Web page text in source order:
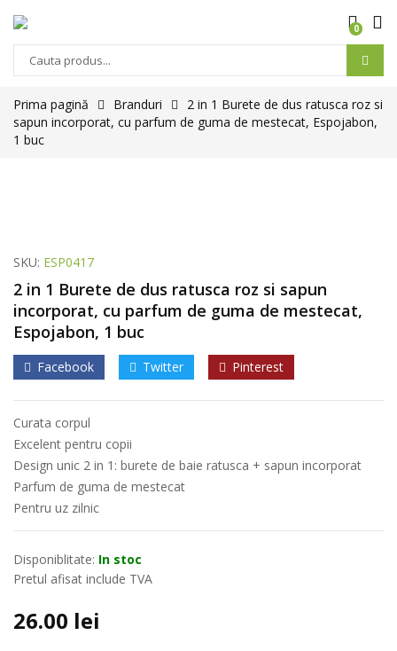
0
Prima pagină Branduri
2 in 1 Burete de dus ratusca roz si
sapun incorporat, cu parfum de guma de mestecat, Espojabon,
1 buc
SKU: ESP0417
2 in 1 Burete de dus ratusca roz si sapun
incorporat, cu parfum de guma de mestecat,
Espojabon, 1 buc
Facebook Twitter Pinterest
Curata corpul
Excelent pentru copii
Design unic 2 in 1: burete de baie ratusca + sapun incorporat
Parfum de guma de mestecat
Pentru uz zilnic
Disponiblitate: In stoc
Pretul afisat include TVA
26.00 lei